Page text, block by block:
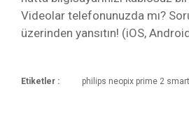
Videolar telefonunuzda mı?
üzerinden yansıtın! (iOS,
Ekran teknolojisi
Etiketler : philips neopix prime 2 smart